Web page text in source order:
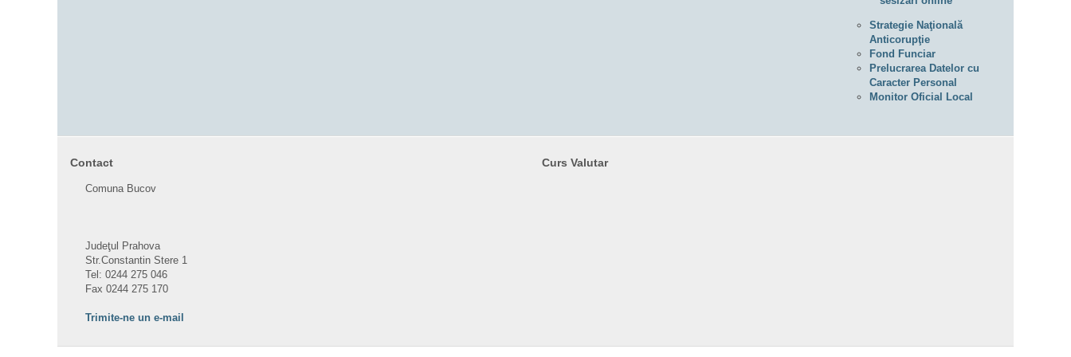
Strategie Naţională
Anticorupţie
Fond Funciar
Prelucrarea Datelor cu
Caracter Personal
Monitor Oficial Local
Contact
Comuna Bucov
Judeţul Prahova
Str.Constantin Stere 1
Tel: 0244 275 046
Fax 0244 275 170
Trimite-ne un e-mail
Curs Valutar